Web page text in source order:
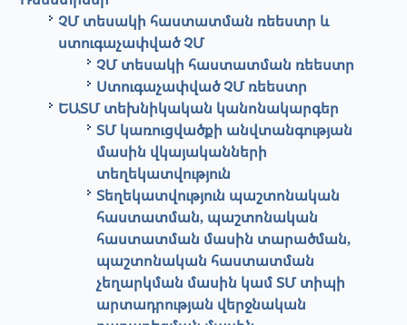
ՉՄ տեսակի հաստատման ռեեստր և
ստուգաչափված ՉՄ
ՉՄ տեսակի հաստատման ռեեստր
Ստուգաչափված ՉՄ ռեեստր
ԵԱՏՄ տեխնիկական կանոնակարգեր
ՏՄ կառուցվածքի անվտանգության
մասին վկայականների
տեղեկատվություն
Տեղեկատվություն պաշտոնական
հաստատման, պաշտոնական
հաստատման մասին տարածման,
պաշտոնական հաստատման
չեղարկման մասին կամ ՏՄ տիպի
արտադրության վերջնական